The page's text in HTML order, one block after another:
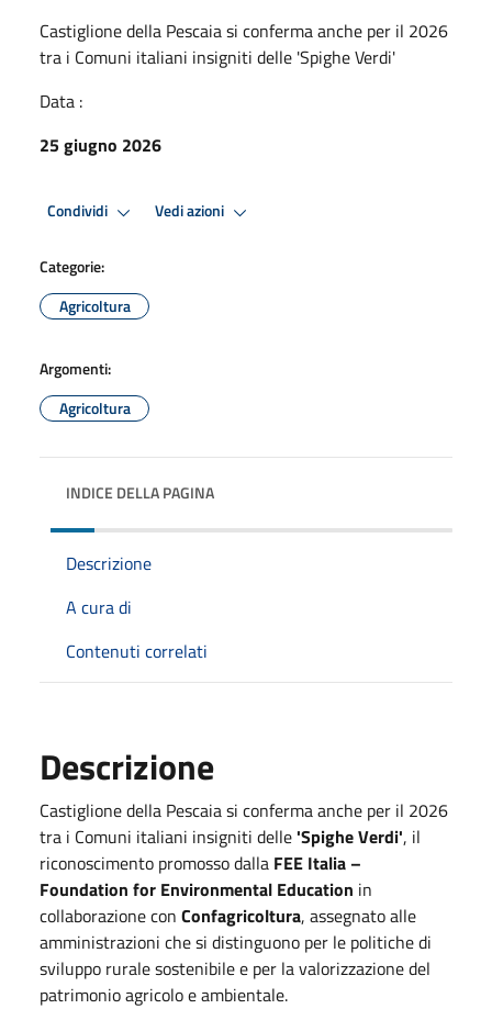
Castiglione della Pescaia si conferma anche per il 2026
tra i Comuni italiani insigniti delle 'Spighe Verdi'
Data :
25 giugno 2026
Condividi Vedi azioni
Categorie:
Agricoltura
Argomenti:
Agricoltura
INDICE DELLA PAGINA
Descrizione
A cura di
Contenuti correlati
Descrizione
Castiglione della Pescaia si conferma anche per il 2026
tra i Comuni italiani insigniti delle 'Spighe Verdi', il
riconoscimento promosso dalla FEE Italia –
Foundation for Environmental Education in
collaborazione con Confagricoltura, assegnato alle
amministrazioni che si distinguono per le politiche di
sviluppo rurale sostenibile e per la valorizzazione del
patrimonio agricolo e ambientale.